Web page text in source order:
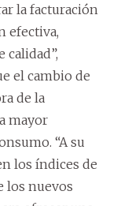
la facturación
efectiva,
calidad”,
el cambio de
de la
mayor
“A su
los índices de
los nuevos